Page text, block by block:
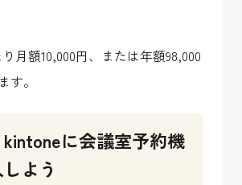
月額10,000円、または年額98,000
す。
kintoneに会議室予約機
よう